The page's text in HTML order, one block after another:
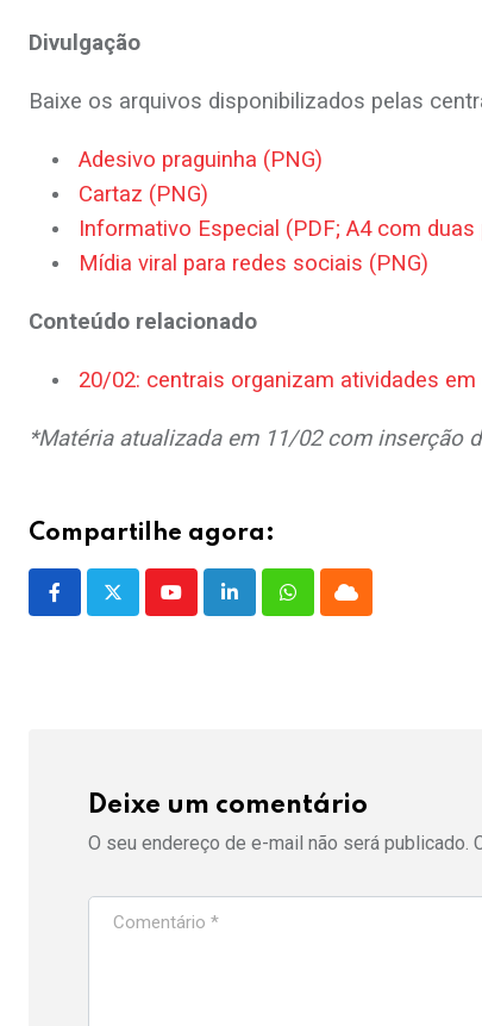
Divulgação
Baixe os arquivos disponibilizados pelas
Adesivo praguinha (PNG)
Cartaz (PNG)
Informativo Especial (PDF; A4 com duas
Mídia viral para redes sociais (PNG)
Conteúdo relacionado
20/02: centrais organizam atividades
*Matéria atualizada em 11/02 com inserção
Compartilhe agora:
YoutubeLinkedInWhatsappCloud
Deixe um comentário
O seu endereço de e-mail não será publicado.